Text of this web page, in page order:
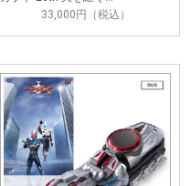
33,000円（税込）